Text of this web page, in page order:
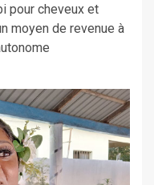
pour cheveux et
moyen de revenue à